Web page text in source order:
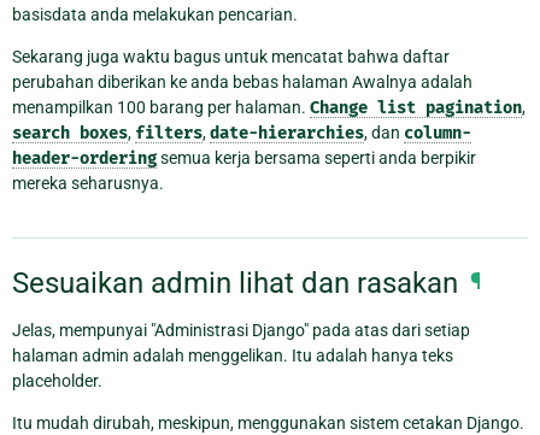
basisdata anda melakukan pencarian.
Sekarang juga waktu bagus untuk mencatat bahwa daftar
perubahan diberikan ke anda bebas halaman Awalnya adalah
menampilkan 100 barang per halaman. Change list pagination,
search boxes, filters,date-hierarchies, dan column-
header-orderingsemua kerja bersama seperti anda berpikir
mereka seharusnya.
Sesuaikan admin lihat dan rasakan ¶
Jelas, mempunyai "Administrasi Django" pada atas dari setiap
halaman admin adalah menggelikan. Itu adalah hanya teks
placeholder.
Itu mudah dirubah, meskipun, menggunakan sistem cetakan Django.